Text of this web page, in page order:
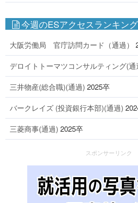
今週のESアクセスランキング
大阪労働局 官庁訪問カード（通過）
デロイトトーマツコンサルティング(通
三井物産(総合職)(通過) 2025卒
バークレイズ (投資銀行本部)(通過)
三菱商事(通過) 2025卒
スポンサーリンク